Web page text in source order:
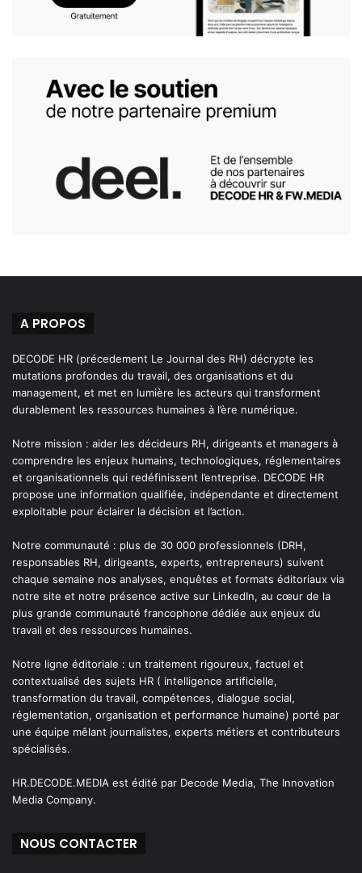
A PROPOS
DECODE HR (précedement Le Journal des RH) décrypte les
mutations profondes du travail, des organisations et du
management, et met en lumière les acteurs qui transforment
durablement les ressources humaines à l’ère numérique.
Notre mission : aider les décideurs RH, dirigeants et managers à
comprendre les enjeux humains, technologiques, réglementaires
et organisationnels qui redéfinissent l’entreprise. DECODE HR
propose une information qualifiée, indépendante et directement
exploitable pour éclairer la décision et l’action.
Notre communauté : plus de 30 000 professionnels (DRH,
responsables RH, dirigeants, experts, entrepreneurs) suivent
chaque semaine nos analyses, enquêtes et formats éditoriaux via
notre site et notre présence active sur LinkedIn, au cœur de la
plus grande communauté francophone dédiée aux enjeux du
travail et des ressources humaines.
Notre ligne éditoriale : un traitement rigoureux, factuel et
contextualisé des sujets HR ( intelligence artificielle,
transformation du travail, compétences, dialogue social,
réglementation, organisation et performance humaine) porté par
une équipe mêlant journalistes, experts métiers et contributeurs
spécialisés.
HR.DECODE.MEDIA est édité par Decode Media, The Innovation
Media Company.
NOUS CONTACTER